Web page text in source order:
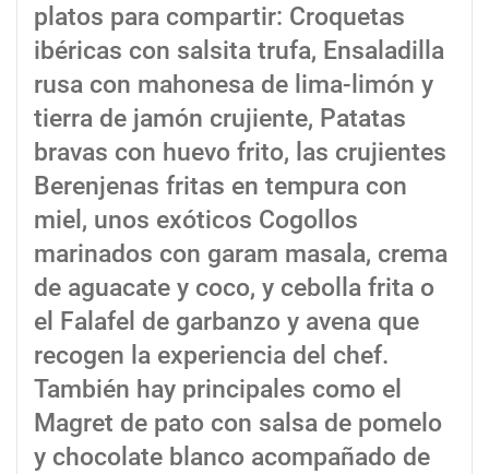
platos para compartir: Croquetas
ibéricas con salsita trufa, Ensaladilla
rusa con mahonesa de lima-limón y
tierra de jamón crujiente, Patatas
bravas con huevo frito, las crujientes
Berenjenas fritas en tempura con
miel, unos exóticos Cogollos
marinados con garam masala, crema
de aguacate y coco, y cebolla frita o
el Falafel de garbanzo y avena que
recogen la experiencia del chef.
También hay principales como el
Magret de pato con salsa de pomelo
y chocolate blanco acompañado de